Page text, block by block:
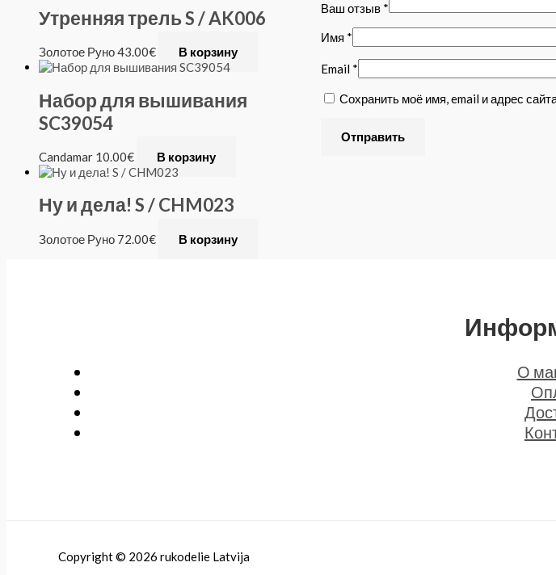
Ваш отзыв *
Имя *
Email *
Сохранить моё имя, email и адрес
Утренняя трель S / AK006
Золотое Руно43.00€ В корзину
Набор для вышивания
SC39054
Candamar 10.00€ В корзину
Ну и дела! S / CHM023
Золотое Руно 72.00€ В корзину
О
Copyright © 2026 rukodelie Latvija